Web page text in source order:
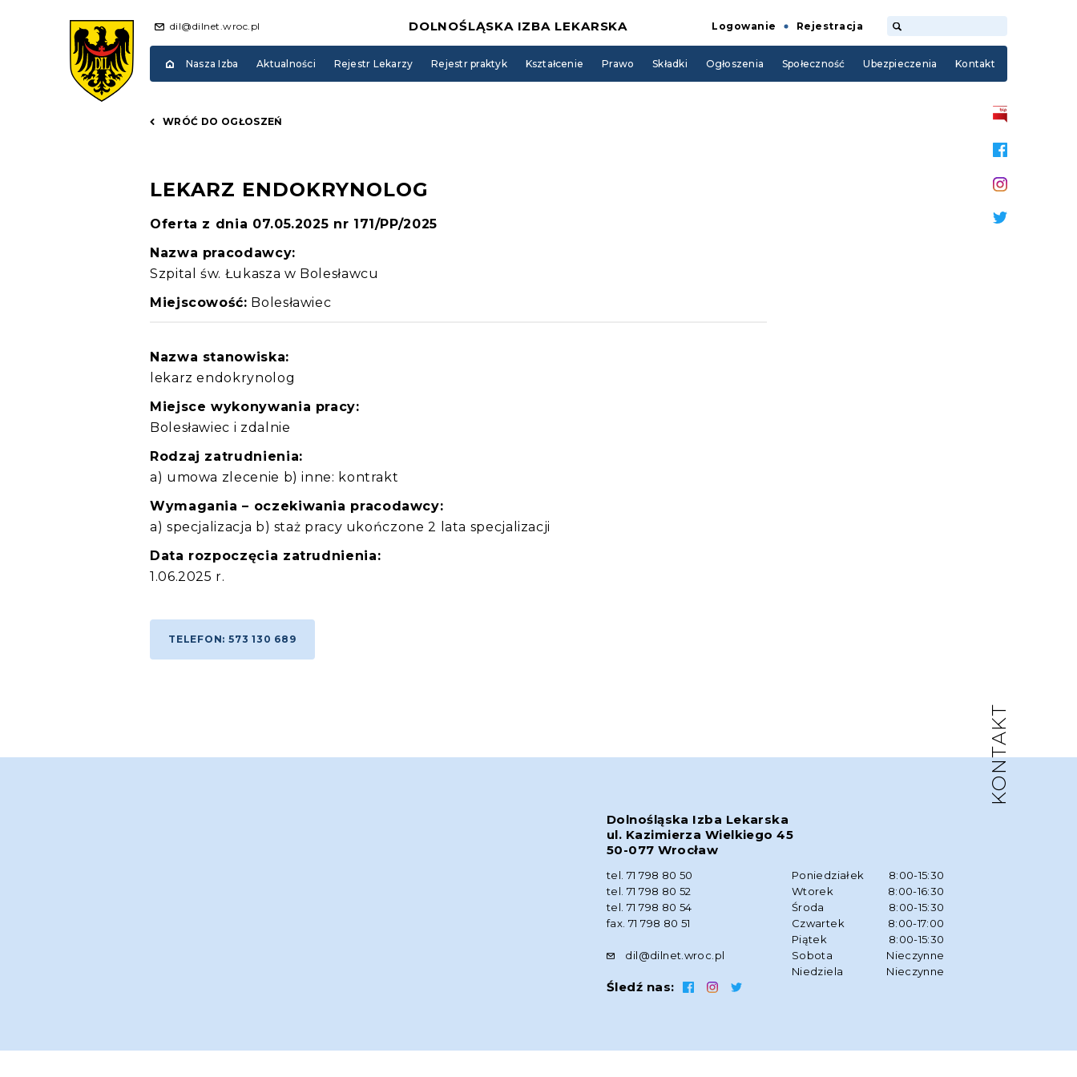
dil@dilnet.wroc.pl DOLNOŚLĄSKA IZBA LEKARSKA Logowanie Rejestracja
Nasza Izba Aktualności Rejestr Lekarzy Rejestr praktyk Kształcenie Prawo Składki Ogłoszenia Społeczność Ubezpieczenia Kontakt
WRÓĆ DO OGŁOSZEŃ
LEKARZ ENDOKRYNOLOG
Oferta z dnia 07.05.2025 nr 171/PP/2025
Nazwa pracodawcy:
Szpital św. Łukasza w Bolesławcu
Miejscowość: Bolesławiec
Nazwa stanowiska:
lekarz endokrynolog
Miejsce wykonywania pracy:
Bolesławiec i zdalnie
Rodzaj zatrudnienia:
a) umowa zlecenie b) inne: kontrakt
Wymagania – oczekiwania pracodawcy:
a) specjalizacja b) staż pracy ukończone 2 lata specjalizacji
Data rozpoczęcia zatrudnienia:
1.06.2025 r.
TELEFON: 573 130 689
KONTAKT
Dolnośląska Izba Lekarska
ul. Kazimierza Wielkiego 45
50-077 Wrocław
tel. 71 798 80 50
tel. 71 798 80 52
tel. 71 798 80 54
fax. 71 798 80 51
dil@dilnet.wroc.pl
Śledź nas:
Poniedziałek
8:00-15:30
Wtorek
8:00-16:30
Środa
8:00-15:30
Czwartek
8:00-17:00
Piątek
8:00-15:30
Sobota
Nieczynne
Niedziela
Nieczynne